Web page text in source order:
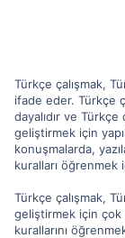
Türkçe çalışmak,
ifade eder. Türkçe
dayalıdır ve
geliştirmek için
konuşmalarda,
kuralları öğrenmek
Türkçe çalışmak,
geliştirmek için çok
kurallarını